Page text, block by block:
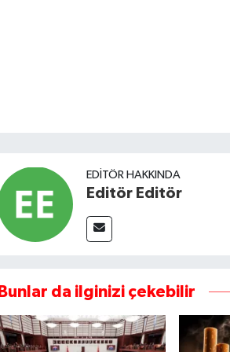
EDITÖR HAKKINDA
Editör Editör
Bunlar da ilginizi çekebilir